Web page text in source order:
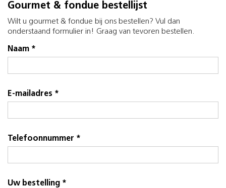
Gourmet & fondue bestellijst
Wilt u gourmet & fondue bij ons bestellen? Vul dan
onderstaand formulier in! Graag van tevoren bestellen.
Naam *
E-mailadres *
Telefoonnummer *
Uw bestelling *